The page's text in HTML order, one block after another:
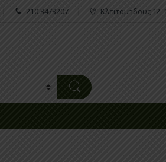
210 3473207 Κλειτομήδους 12,